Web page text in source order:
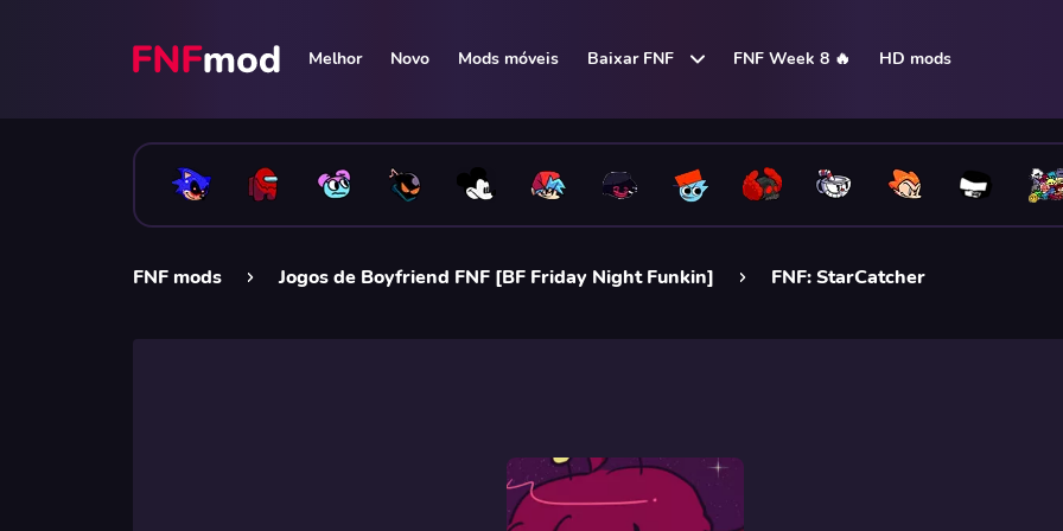
Melhor Novo Mods móveis Baixar FNF FNF Week 8 🔥 HD mods
FNF mods Jogos de Boyfriend FNF [BF Friday Night Funkin] FNF: StarCatcher